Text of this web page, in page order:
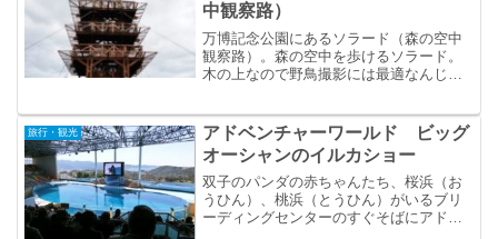
中観察路）
万博記念公園にあるソラード（森の空中
観察路）。森の空中を歩けるソラード。
木の上なので野鳥撮影には最適なんじゃ
メです。
旅行・観光
アドベンチャーワールド ビッグ
オーシャンのイルカショー
双子のパンダの赤ちゃんたち、​桜​浜（お
うひん）、​​桃​浜（とうひん）​がいるブリ
ーディングセンターのすぐそばにアドベ